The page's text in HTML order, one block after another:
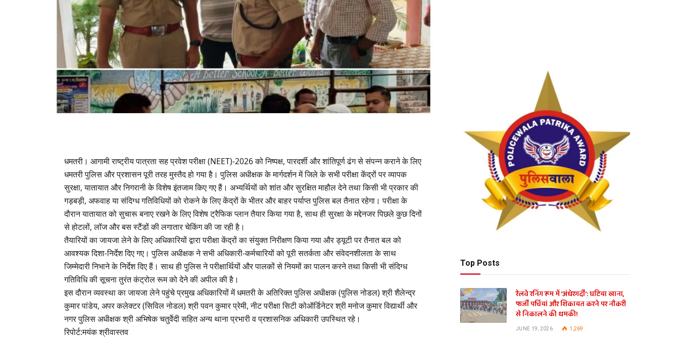
धमतरी। आगामी राष्ट्रीय पात्रता सह प्रवेश परीक्षा (NEET)-2026 को निष्पक्ष, पारदर्शी और शांतिपूर्ण ढंग से संपन्न कराने के लिए
धमतरी पुलिस और प्रशासन पूरी तरह मुस्तैद हो गया है। पुलिस अधीक्षक के मार्गदर्शन में जिले के सभी परीक्षा केंद्रों पर व्यापक
सुरक्षा, यातायात और निगरानी के विशेष इंतजाम किए गए हैं। अभ्यर्थियों को शांत और सुरक्षित माहौल देने तथा किसी भी प्रकार की
गड़बड़ी, अफवाह या संदिग्ध गतिविधियों को रोकने के लिए केंद्रों के भीतर और बाहर पर्याप्त पुलिस बल तैनात रहेगा। परीक्षा के
दौरान यातायात को सुचारू बनाए रखने के लिए विशेष ट्रैफिक प्लान तैयार किया गया है, साथ ही सुरक्षा के मद्देनजर पिछले कुछ दिनों
से होटलों, लॉज और बस स्टैंडों की लगातार चेकिंग की जा रही है।
तैयारियों का जायजा लेने के लिए अधिकारियों द्वारा परीक्षा केंद्रों का संयुक्त निरीक्षण किया गया और ड्यूटी पर तैनात बल को
आवश्यक दिशा-निर्देश दिए गए। पुलिस अधीक्षक ने सभी अधिकारी-कर्मचारियों को पूरी सतर्कता और संवेदनशीलता के साथ
जिम्मेदारी निभाने के निर्देश दिए हैं। साथ ही पुलिस ने परीक्षार्थियों और पालकों से नियमों का पालन करने तथा किसी भी संदिग्ध
गतिविधि की सूचना तुरंत कंट्रोल रूम को देने की अपील की है।
इस दौरान व्यवस्था का जायजा लेने पहुंचे प्रमुख अधिकारियों में धमतरी के अतिरिक्त पुलिस अधीक्षक (पुलिस नोडल) श्री शैलेन्द्र
कुमार पांडेय, अपर कलेक्टर (सिविल नोडल) श्री पवन कुमार प्रेमी, नीट परीक्षा सिटी कोऑर्डिनेटर श्री मनोज कुमार विद्यार्थी और
नगर पुलिस अधीक्षक श्री अभिषेक चतुर्वेदी सहित अन्य थाना प्रभारी व प्रशासनिक अधिकारी उपस्थित रहे।
रिपोर्ट:मयंक श्रीवास्तव
Top Posts
रेलवे रनिंग रूम में ‘अंधेरगर्दी’: घटिया खाना,
फर्जी पर्चियां और शिकायत करने पर नौकरी
से निकालने की धमकी!
JUNE 19, 2026 1,269